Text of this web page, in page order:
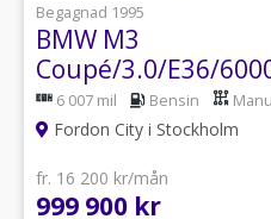
Begagnad 1995
BMW M3
Coupé/3.0/E36/
6 007 mil Bensin
Fordon City i Stockholm
fr. 16 200 kr/mån
999 900 kr